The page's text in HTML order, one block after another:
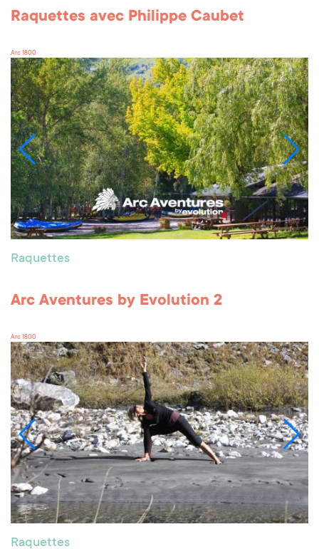
Raquettes avec Philippe Caubet
Arc 1800
Raquettes
Arc Aventures by Evolution 2
Arc 1800
Raquettes